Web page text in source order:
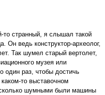
то странный, я слышал такой
Он ведь конструктор-археолог,
Так шумел старый вертолет,
музея или
один раз, чтобы достичь
то выставочном
шумными были машины